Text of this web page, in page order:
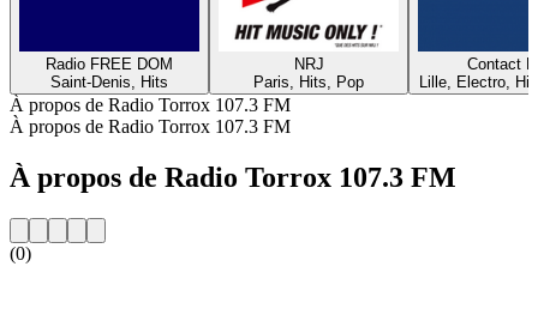
Radio FREE DOM
Saint-Denis, Hits
NRJ
Paris, Hits, Pop
Contact
Lille, Electro,
À propos de Radio Torrox 107.3 FM
À propos de Radio Torrox 107.3 FM
À propos de Radio Torrox 107.3 FM
(0)